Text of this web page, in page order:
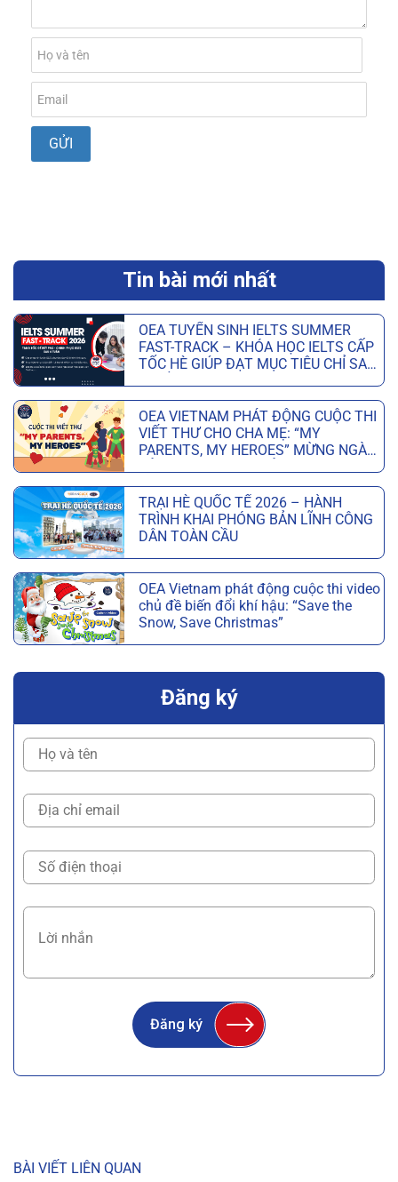
Tin bài mới nhất
OEA TUYỂN SINH IELTS SUMMER
FAST-TRACK – KHÓA HỌC IELTS CẤP
TỐC HÈ GIÚP ĐẠT MỤC TIÊU CHỈ SAU
OEA VIETNAM PHÁT ĐỘNG CUỘC THI
VIẾT THƯ CHO CHA MẸ: “MY
PARENTS, MY HEROES” MỪNG NGÀY
TRẠI HÈ QUỐC TẾ 2026 – HÀNH
TRÌNH KHAI PHÓNG BẢN LĨNH CÔNG
DÂN TOÀN CẦU
OEA Vietnam phát động cuộc thi video
chủ đề biến đổi khí hậu: “Save the
Snow, Save Christmas”
Đăng ký
Đăng ký
BÀI VIẾT LIÊN QUAN